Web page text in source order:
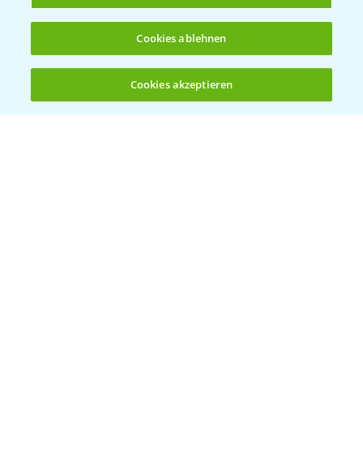
Standortreport Einbeck Erzhausen - DK
Expose, der Großrahmige!
07.08.2024
(noch 4)
Cookies ablehnen
Cookies akzeptieren